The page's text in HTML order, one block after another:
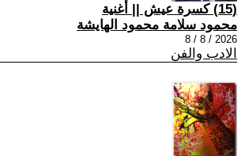
(15) كسرة عيش || أغنية
محمود سلامة محمود الهايشة
2026 / 8 / 8
الادب والفن